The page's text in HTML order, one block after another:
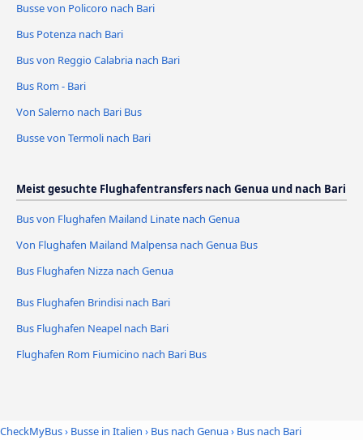
Busse von Policoro nach Bari
Bus Potenza nach Bari
Bus von Reggio Calabria nach Bari
Bus Rom - Bari
Von Salerno nach Bari Bus
Busse von Termoli nach Bari
Meist gesuchte Flughafentransfers nach Genua und nach Bari
Bus von Flughafen Mailand Linate nach Genua
Von Flughafen Mailand Malpensa nach Genua Bus
Bus Flughafen Nizza nach Genua
Bus Flughafen Brindisi nach Bari
Bus Flughafen Neapel nach Bari
Flughafen Rom Fiumicino nach Bari Bus
CheckMyBus› Busse in Italien › Bus nach Genua› Bus nach Bari